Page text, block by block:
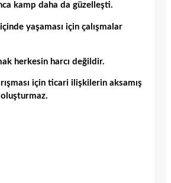
kamp daha da güzelleşti.
içinde yaşaması için çalışmalar
herkesin harcı değildir.
için ticari ilişkilerin aksamış